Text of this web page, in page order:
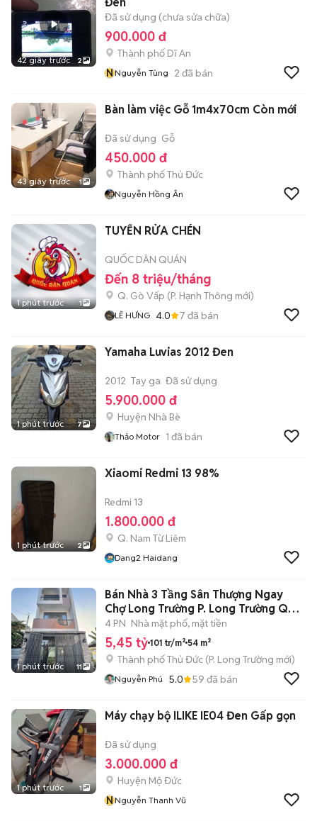
42 giây trước 2
Đã sử dụng (chưa sửa chữa)
900.000 đ
Thành phố Dĩ An
NNguyễn Tùng 2 đã bán
43 giây trước 1
Bàn làm việc Gỗ 1m4x70cm Còn mới
Đã sử dụng Gỗ
450.000 đ
Thành phố Thủ Đức
Nguyễn Hồng Ân
1 phút trước 1
TUYỂN RỬA CHÉN
QUỐC DÂN QUÁN
Đến 8 triệu/tháng
Q. Gò Vấp (P. Hạnh Thông mới)
LÊ HƯNG 4.0 7 đã bán
1 phút trước 7
Yamaha Luvias 2012 Đen
2012 Tay ga Đã sử dụng
5.900.000 đ
Huyện Nhà Bè
Thảo Motor 1 đã bán
1 phút trước 2
Xiaomi Redmi 13 98%
Redmi 13
1.800.000 đ
Q. Nam Từ Liêm
Dang2 Haidang
1 phút trước 11
Bán Nhà 3 Tầng Sân Thượng Ngay
Chợ Long Trường P. Long Trường Q9
TpHCM
4 PN Nhà mặt phố, mặt tiền
5,45 tỷ 101 tr/m² 54 m²
Thành phố Thủ Đức (P. Long Trường mới)
Nguyễn Phú 5.0 59 đã bán
1 phút trước 1
Máy chạy bộ ILIKE IE04 Đen Gấp gọn
Đã sử dụng
3.000.000 đ
Huyện Mộ Đức
NNguyễn Thanh Vũ